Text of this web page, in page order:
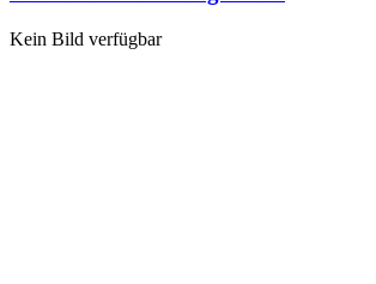
Kein Bild verfügbar